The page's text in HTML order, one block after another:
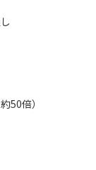
50倍）